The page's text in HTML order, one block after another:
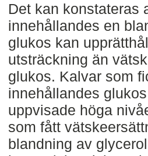
Det kan konstateras
innehållandes en
glukos kan
utsträckning än
glukos. Kalvar som
innehållandes
uppvisade höga
som fått
blandning av